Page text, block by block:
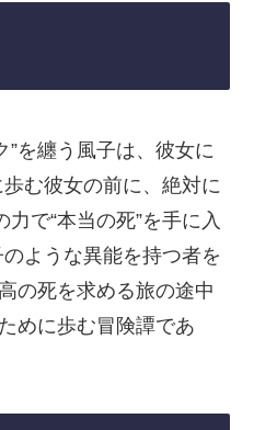
を纏う風子は、彼女に
む彼女の前に、絶対に
で“本当の死”を手に入
ような異能を持つ者を
の死を求める旅の途中
めに歩む冒険譚であ